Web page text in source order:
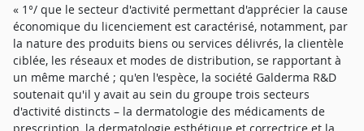
« 1°/ que le secteur d'activité permettant d'apprécier la cause
économique du licenciement est caractérisé, notamment, par
la nature des produits biens ou services délivrés, la clientèle
ciblée, les réseaux et modes de distribution, se rapportant à
un même marché ; qu'en l'espèce, la société Galderma R&D
soutenait qu'il y avait au sein du groupe trois secteurs
d'activité distincts – la dermatologie des médicaments de